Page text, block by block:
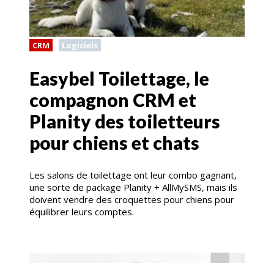
CRM Logiciels
Easybel Toilettage, le
compagnon CRM et
Planity des toiletteurs
pour chiens et chats
Les salons de toilettage ont leur combo gagnant,
une sorte de package Planity + AllMySMS, mais ils
doivent vendre des croquettes pour chiens pour
équilibrer leurs comptes.